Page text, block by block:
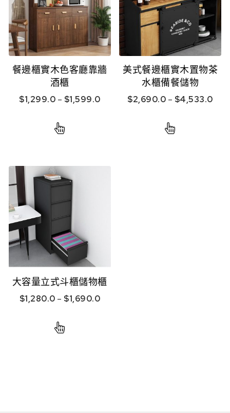
餐邊櫃實木色客廳靠牆
酒櫃
$1,299.0 – $1,599.0
美式餐邊櫃實木置物茶
水櫃備餐儲物
$2,690.0 – $4,533.0
大容量立式斗櫃儲物櫃
$1,280.0 – $1,690.0